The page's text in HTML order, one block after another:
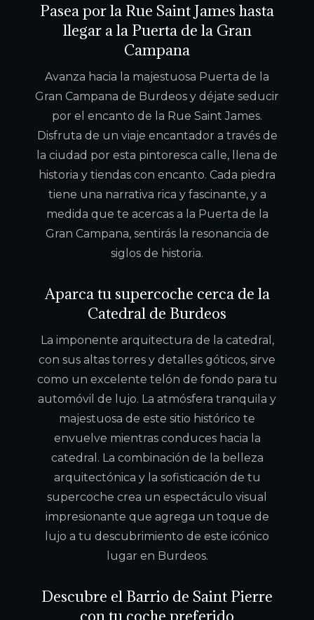
Pasea por la Rue Saint James hasta
llegar a la Puerta de la Gran
Campana
Avanza hacia la majestuosa Puerta de la
Gran Campana de Burdeos y déjate seducir
por el encanto de la Rue Saint James.
Disfruta de un viaje encantador a través de
la ciudad por esta pintoresca calle, llena de
historia y tiendas con encanto. Cada piedra
tiene una narrativa rica y fascinante, y a
medida que te acercas a la Puerta de la
Gran Campana, sentirás la resonancia de
siglos de historia.
Aparca tu supercoche cerca de la
Catedral de Burdeos
La imponente arquitectura de la catedral,
con sus altas torres y detalles góticos, sirve
como un excelente telón de fondo para tu
automóvil de lujo. La atmósfera tranquila y
majestuosa de este sitio histórico te
envuelve mientras conduces hacia la
catedral. La combinación de la belleza
arquitectónica y la sofisticación de tu
supercoche crea un espectáculo visual
impresionante que agrega un toque de
lujo a tu descubrimiento de este icónico
lugar en Burdeos.
Descubre el Barrio de Saint Pierre
con tu coche preferido